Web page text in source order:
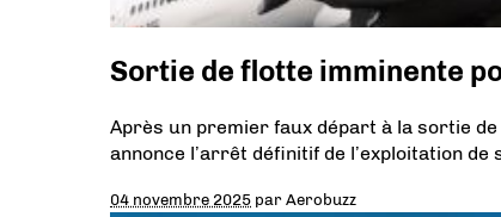
Sortie de flotte imminente
Après un premier faux départ à la sortie
annonce l’arrêt définitif de l’exploitation
04 novembre 2025 parAerobuzz